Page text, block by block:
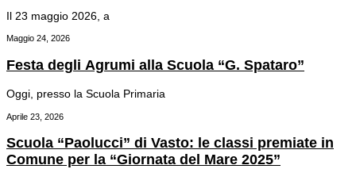
Il 23 maggio 2026, a
Maggio 24, 2026
Festa degli Agrumi alla Scuola “G. Spataro”
Oggi, presso la Scuola Primaria
Aprile 23, 2026
Scuola “Paolucci” di Vasto: le classi premiate in
Comune per la “Giornata del Mare 2025”